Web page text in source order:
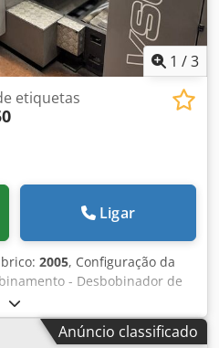
1 /3
etiquetas
Ligar
2005, Configuração da
- Desbobinador de
Tratamento Corona -
Ferrarini & Benelli;
ambos os lados. Atualmente
Anúncio classificado